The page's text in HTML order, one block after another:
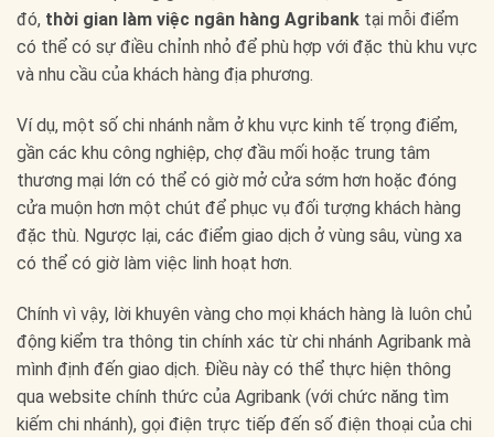
đó, thời gian làm việc ngân hàng Agribank tại mỗi điểm
có thể có sự điều chỉnh nhỏ để phù hợp với đặc thù khu vực
và nhu cầu của khách hàng địa phương.
Ví dụ, một số chi nhánh nằm ở khu vực kinh tế trọng điểm,
gần các khu công nghiệp, chợ đầu mối hoặc trung tâm
thương mại lớn có thể có giờ mở cửa sớm hơn hoặc đóng
cửa muộn hơn một chút để phục vụ đối tượng khách hàng
đặc thù. Ngược lại, các điểm giao dịch ở vùng sâu, vùng xa
có thể có giờ làm việc linh hoạt hơn.
Chính vì vậy, lời khuyên vàng cho mọi khách hàng là luôn chủ
động kiểm tra thông tin chính xác từ chi nhánh Agribank mà
mình định đến giao dịch. Điều này có thể thực hiện thông
qua website chính thức của Agribank (với chức năng tìm
kiếm chi nhánh), gọi điện trực tiếp đến số điện thoại của chi